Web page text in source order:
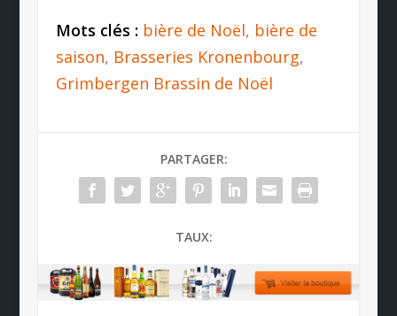
Mots clés : bière de Noël, bière de
saison, Brasseries Kronenbourg,
Grimbergen Brassin de Noël
PARTAGER:
TAUX: